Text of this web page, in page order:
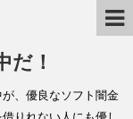
だ！
、優良なソフト闇金